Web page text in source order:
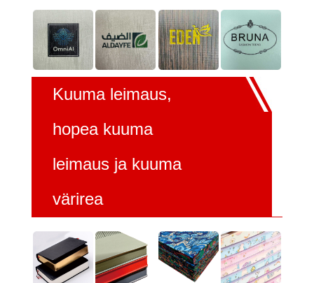
Kuuma leimaus,
hopea kuuma
leimaus ja kuuma
värirea